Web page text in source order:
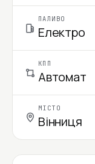
ПАЛИВО
Електро
КПП
Автомат
МІСТО
Вінниця